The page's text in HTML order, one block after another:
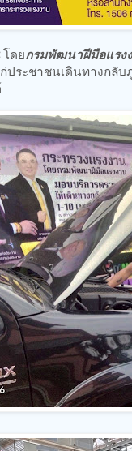
โดยกรมพัฒนาฝีมือแรง
ประชาชนเดินทางกลับ